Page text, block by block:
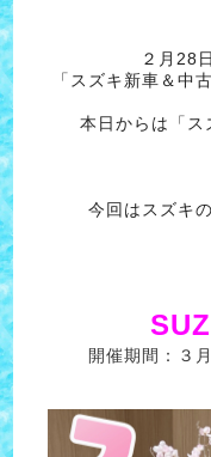
２月28
「スズキ新車＆中
本日からは「ス
今回はスズキ
開催期間：３